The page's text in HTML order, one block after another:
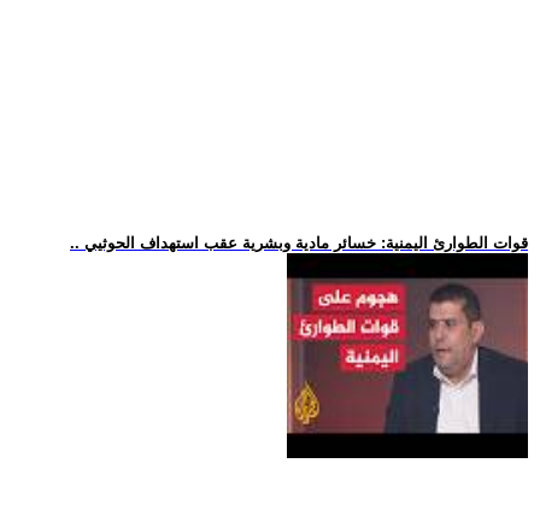
.. قوات الطوارئ اليمنية: خسائر مادية وبشرية عقب استهداف الحوثيي